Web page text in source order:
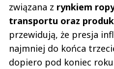
związana z rynkiem
transportu oraz
przewidują, że presja
najmniej do końca
dopiero pod koniec